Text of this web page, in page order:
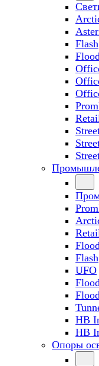
Flash
Flash
UFO
HB
HB
Опоры